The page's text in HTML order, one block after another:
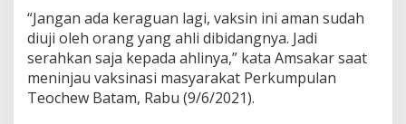
i
b
u
O
r
a
“Jangan ada keraguan lagi, vaksin ini aman sudah
diuji oleh orang yang ahli dibidangnya. Jadi
serahkan saja kepada ahlinya,” kata Amsakar saat
meninjau vaksinasi masyarakat Perkumpulan
Teochew Batam, Rabu (9/6/2021).